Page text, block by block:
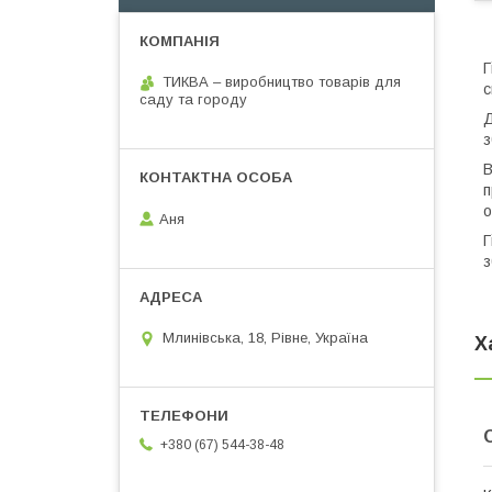
ТИКВА – виробництво товарів для
саду та городу
Аня
Млинівська, 18, Рівне, Україна
+380 (67) 544-38-48